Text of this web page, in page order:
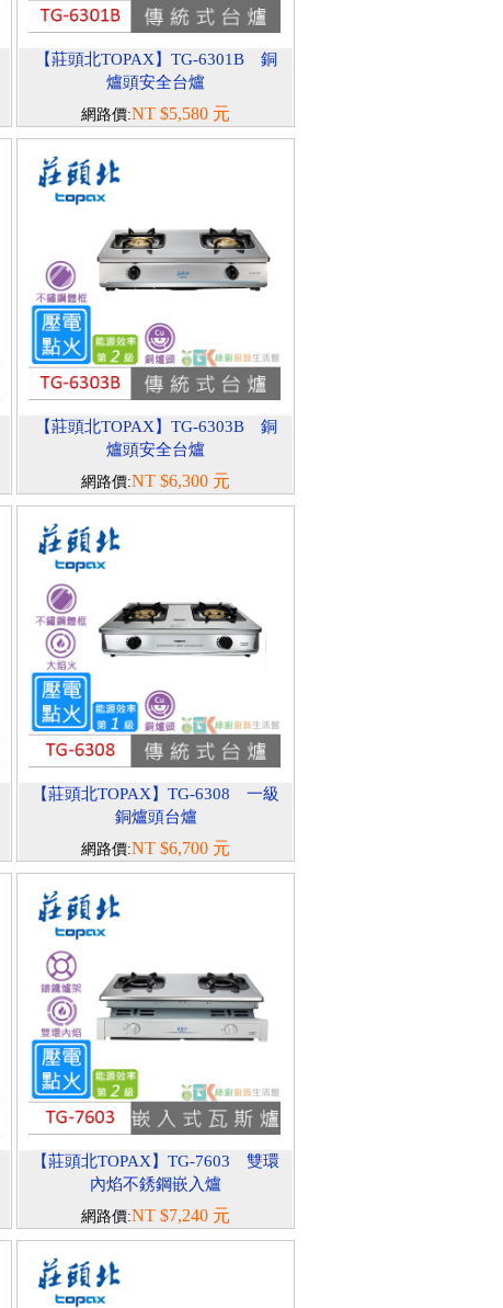
【莊頭北TOPAX】TG-6301B 銅
爐頭安全台爐
網路價:NT $5,580 元
【莊頭北TOPAX】TG-6303B 銅
爐頭安全台爐
網路價:NT $6,300 元
【莊頭北TOPAX】TG-6308 一級
銅爐頭台爐
網路價:NT $6,700 元
【莊頭北TOPAX】TG-7603 雙環
內焰不銹鋼嵌入爐
網路價:NT $7,240 元